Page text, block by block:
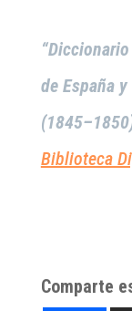
de España
Biblioteca
Comparte